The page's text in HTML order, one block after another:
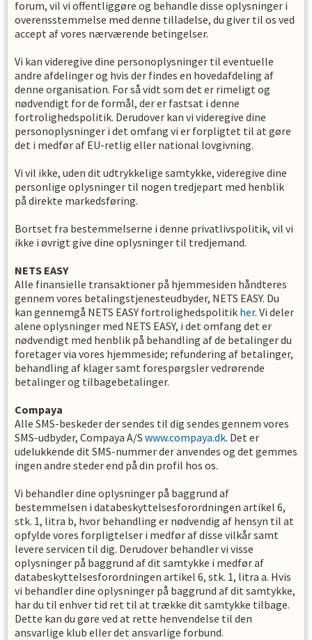
forum, vil vi offentliggøre og behandle disse oplysninger i
overensstemmelse med denne tilladelse, du giver til os ved
accept af vores nærværende betingelser.
Vi kan videregive dine personoplysninger til eventuelle
andre afdelinger og hvis der findes en hovedafdeling af
denne organisation. For så vidt som det er rimeligt og
nødvendigt for de formål, der er fastsat i denne
fortrolighedspolitik. Derudover kan vi videregive dine
personoplysninger i det omfang vi er forpligtet til at gøre
det i medfør af EU-retlig eller national lovgivning.
Vi vil ikke, uden dit udtrykkelige samtykke, videregive dine
personlige oplysninger til nogen tredjepart med henblik
på direkte markedsføring.
Bortset fra bestemmelserne i denne privatlivspolitik, vil vi
ikke i øvrigt give dine oplysninger til tredjemand.
NETS EASY
Alle finansielle transaktioner på hjemmesiden håndteres
gennem vores betalingstjenesteudbyder, NETS EASY. Du
kan gennemgå NETS EASY fortrolighedspolitik her. Vi deler
alene oplysninger med NETS EASY, i det omfang det er
nødvendigt med henblik på behandling af de betalinger du
foretager via vores hjemmeside; refundering af betalinger,
behandling af klager samt forespørgsler vedrørende
betalinger og tilbagebetalinger.
Compaya
Alle SMS-beskeder der sendes til dig sendes gennem vores
SMS-udbyder, Compaya A/S www.compaya.dk. Det er
udelukkende dit SMS-nummer der anvendes og det gemmes
ingen andre steder end på din profil hos os.
Vi behandler dine oplysninger på baggrund af
bestemmelsen i databeskyttelsesforordningen artikel 6,
stk. 1, litra b, hvor behandling er nødvendig af hensyn til at
opfylde vores forpligtelser i medfør af disse vilkår samt
levere servicen til dig. Derudover behandler vi visse
oplysninger på baggrund af dit samtykke i medfør af
databeskyttelsesforordningen artikel 6, stk. 1, litra a. Hvis
vi behandler dine oplysninger på baggrund af dit samtykke,
har du til enhver tid ret til at trække dit samtykke tilbage.
Dette kan du gøre ved at rette henvendelse til den
ansvarlige klub eller det ansvarlige forbund.